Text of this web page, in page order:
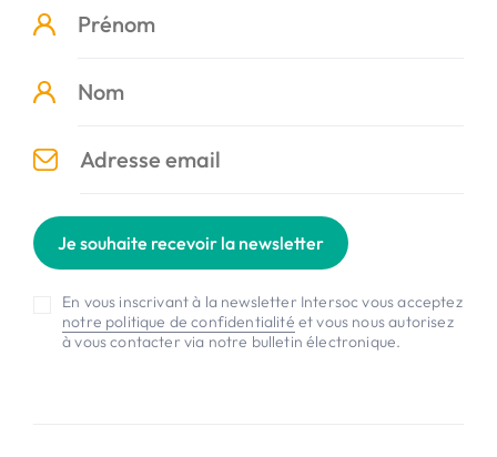
Je souhaite recevoir la newsletter
En vous inscrivant à la newsletter Intersoc vous acceptez
notre politique de confidentialité et vous nous autorisez
à vous contacter via notre bulletin électronique.